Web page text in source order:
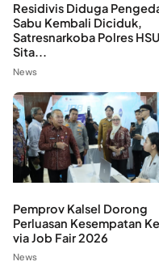
Residivis Diduga
Sabu Kembali Diciduk,
Satresnarkoba Polres HSU
Sita...
News
Pemprov Kalsel Dorong
Perluasan Kesempatan
via Job Fair 2026
News